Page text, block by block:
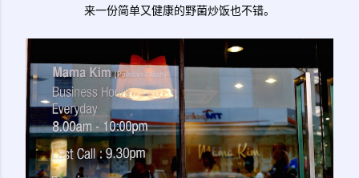
来一份简单又健康的野菌炒饭也不错。